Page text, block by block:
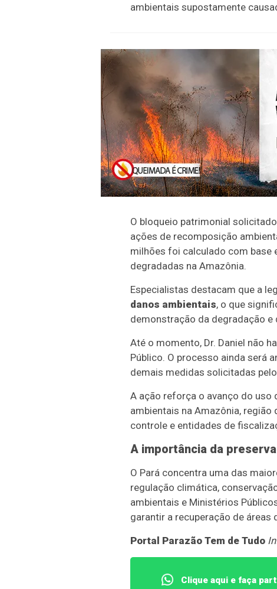
ambientais supostamente
O bloqueio patrimonial
ações de recomposição
milhões foi calculado com base
degradadas na Amazônia.
Especialistas destacam que a
danos ambientais, o que
demonstração da degradação e
Até o momento, Dr. Daniel não
Público. O processo ainda será
demais medidas solicitadas pelo
A ação reforça o avanço do
ambientais na Amazônia,
controle e entidades de
A importância da
O Pará concentra uma das
regulação climática,
ambientais e Ministérios
garantir a recuperação de áreas
Portal Parazão Tem de Tudo
Clique aqui e faça